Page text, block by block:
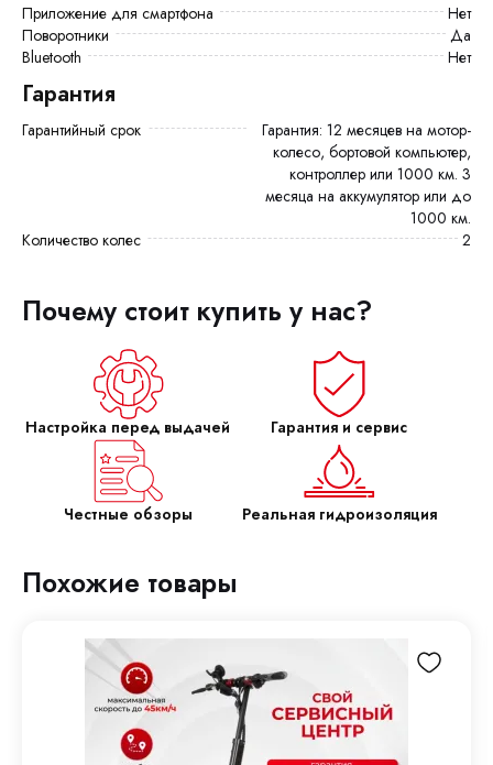
Приложение для смартфона
Нет
Поворотники
Да
Bluetooth
Нет
Гарантия
Гарантийный срок
Гарантия: 12 месяцев на мотор-
колесо, бортовой компьютер,
контроллер или 1000 км. 3
месяца на аккумулятор или до
1000 км.
Количество колес
2
Почему стоит купить у нас?
Настройка перед выдачей Гарантия и сервис
Честные обзоры Реальная гидроизоляция
Похожие товары